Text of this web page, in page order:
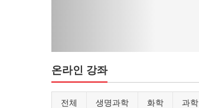
온라인 강좌
전체 생명과학 화학 과학